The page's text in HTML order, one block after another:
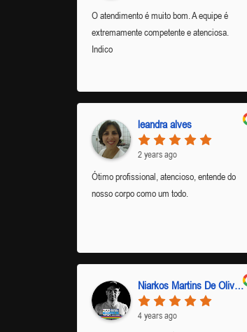
O atendimento é muito bom. A equipe é
extremamente competente e atenciosa.
Indico
leandra alves
2 years ago
Ótimo profissional, atencioso, entende do
nosso corpo como um todo.
Niarkos Martins De Oliveira
4 years ago